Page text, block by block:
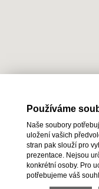
2026 © HESTIA
Používáme
Naše soubory
uložení vašich
stran pak slouží pro
prezentace. Nejsou
konkrétní osoby. Pro
potřebujeme váš